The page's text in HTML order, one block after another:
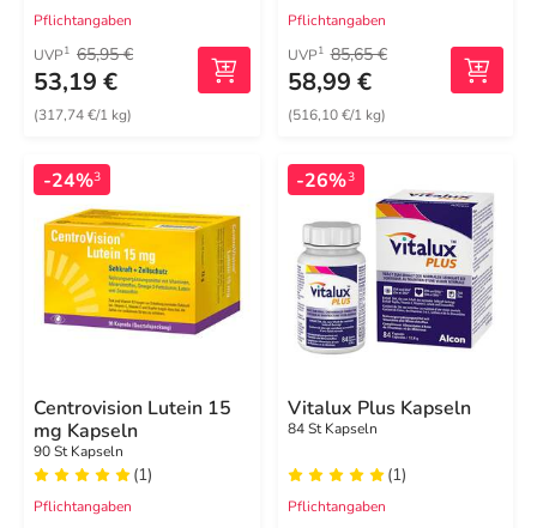
Pflichtangaben
UVP1 65,95 €
53,19 €
(317,74 €/1 kg)
Pflichtangaben
UVP1 85,65 €
58,99 €
(516,10 €/1 kg)
-24%3
Centrovision Lutein 15
mg Kapseln
90 St Kapseln
(1)
Pflichtangaben
-26%3
Vitalux Plus Kapseln
84 St Kapseln
(1)
Pflichtangaben